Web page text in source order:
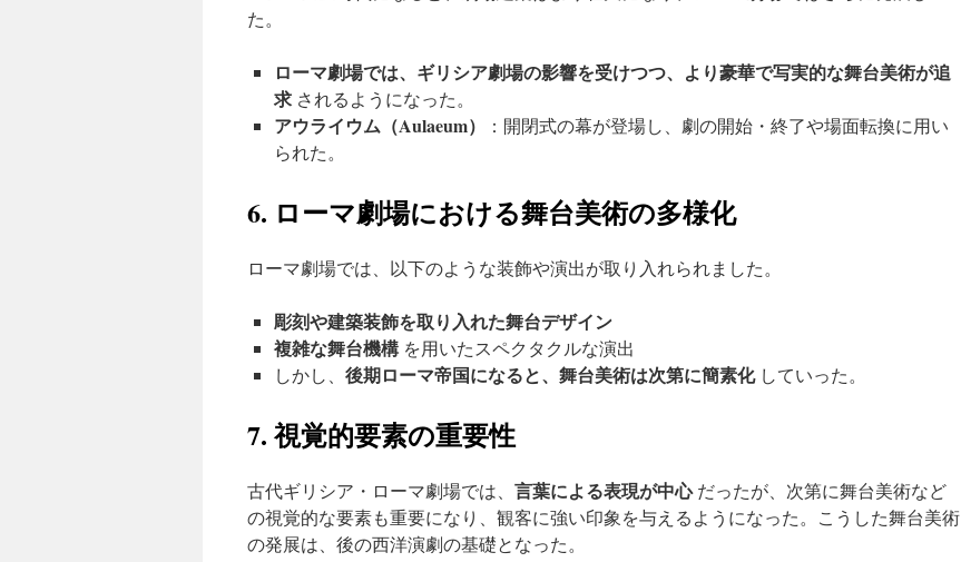
た。
ローマ劇場では、ギリシア劇場の影響を受けつつ、より豪華で写実的な舞台美術が追
求 されるようになった。
アウライウム（Aulaeum）
：開閉式の幕が登場し、劇の開始・終了や場面転換に用い
られた。
6. ローマ劇場における舞台美術の多様化
ローマ劇場では、以下のような装飾や演出が取り入れられました。
彫刻や建築装飾を取り入れた舞台デザイン
複雑な舞台機構 を用いたスペクタクルな演出
しかし、 後期ローマ帝国になると、舞台美術は次第に簡素化していった。
7. 視覚的要素の重要性
古代ギリシア・ローマ劇場では、 言葉による表現が中心だったが、次第に舞台美術など
の視覚的な要素も重要になり、観客に強い印象を与えるようになった。こうした舞台美術
の発展は、後の西洋演劇の基礎となった。